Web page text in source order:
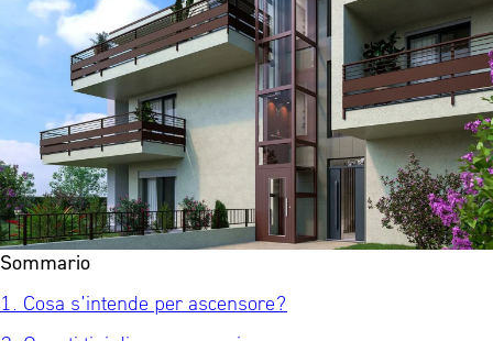
Sommario
1. Cosa s’intende per ascensore?